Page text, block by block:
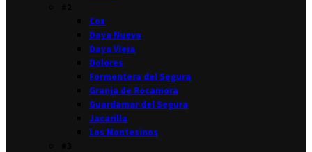
Cox
Daya Nueva
Daya Vieja
Dolores
Formentera del Segura
Granja de Rocamora
Guardamar del Segura
Jacarilla
Los Montesinos